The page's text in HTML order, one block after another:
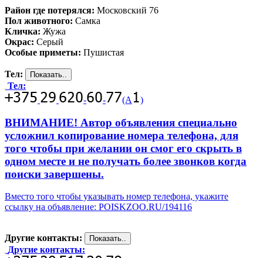
Район где потерялся: Московский 76
Пол животного: Самка
Кличка: Жужа
Окрас: Серый
Особые приметы: Пушистая
Тел:
Тел:
-
- (А )
ВНИМАНИЕ! Автор объявления специально
усложнил копирование номера телефона, для
того чтобы при желании он смог его скрыть в
одном месте и не получать более звонков когда
поиски завершены.
Вместо того чтобы указывать номер телефона, укажите
ссылку на объявление: POISKZOO.RU/194116
Другие контакты:
Другие контакты: